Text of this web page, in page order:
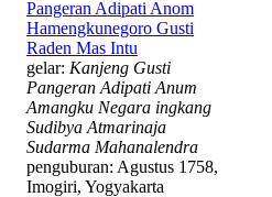
Pangeran Adipati Anom
Hamengkunegoro Gusti
Raden Mas Intu
gelar: Kanjeng Gusti
Pangeran Adipati Anum
Amangku Negara ingkang
Sudibya Atmarinaja
Sudarma Mahanalendra
penguburan: Agustus 1758,
Imogiri, Yogyakarta